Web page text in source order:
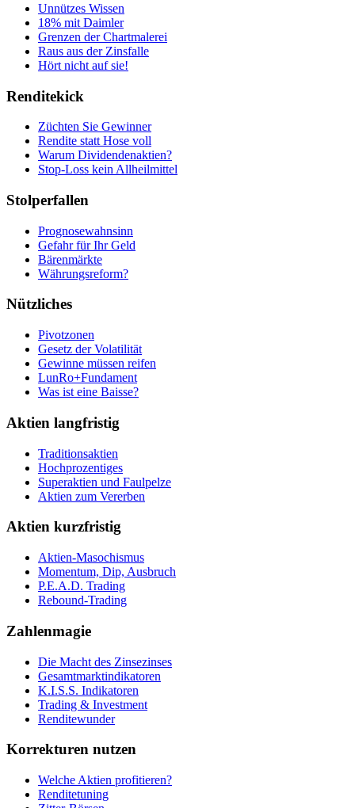
Unnützes Wissen
18% mit Daimler
Grenzen der Chartmalerei
Raus aus der Zinsfalle
Hört nicht auf sie!
Renditekick
Züchten Sie Gewinner
Rendite statt Hose voll
Warum Dividendenaktien?
Stop-Loss kein Allheilmittel
Stolperfallen
Prognosewahnsinn
Gefahr für Ihr Geld
Bärenmärkte
Währungsreform?
Nützliches
Pivotzonen
Gesetz der Volatilität
Gewinne müssen reifen
LunRo+Fundament
Was ist eine Baisse?
Aktien langfristig
Traditionsaktien
Hochprozentiges
Superaktien und Faulpelze
Aktien zum Vererben
Aktien kurzfristig
Aktien-Masochismus
Momentum, Dip, Ausbruch
P.E.A.D. Trading
Rebound-Trading
Zahlenmagie
Die Macht des Zinsezinses
Gesamtmarktindikatoren
K.I.S.S. Indikatoren
Trading & Investment
Renditewunder
Korrekturen nutzen
Welche Aktien profitieren?
Renditetuning